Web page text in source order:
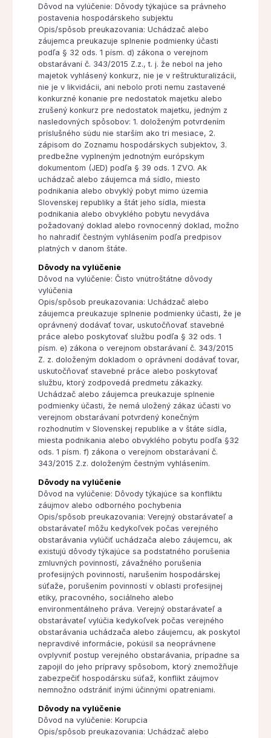
Dôvod na vylúčenie: Dôvody týkajúce sa právneho
postavenia hospodárskeho subjektu
Opis/spôsob preukazovania: Uchádzač alebo
záujemca preukazuje splnenie podmienky účasti
podľa § 32 ods. 1 písm. d) zákona o verejnom
obstarávaní č. 343/2015 Z.z., t. j. že nebol na jeho
majetok vyhlásený konkurz, nie je v reštrukturalizácii,
nie je v likvidácii, ani nebolo proti nemu zastavené
konkurzné konanie pre nedostatok majetku alebo
zrušený konkurz pre nedostatok majetku, jedným z
nasledovných spôsobov: 1. doloženým potvrdením
príslušného súdu nie starším ako tri mesiace, 2.
zápisom do Zoznamu hospodárskych subjektov, 3.
predbežne vyplneným jednotným európskym
dokumentom (JED) podľa § 39 ods. 1 ZVO. Ak
uchádzač alebo záujemca má sídlo, miesto
podnikania alebo obvyklý pobyt mimo územia
Slovenskej republiky a štát jeho sídla, miesta
podnikania alebo obvyklého pobytu nevydáva
požadovaný doklad alebo rovnocenný doklad, možno
ho nahradiť čestným vyhlásením podľa predpisov
platných v danom štáte.
Dôvody na vylúčenie
Dôvod na vylúčenie: Čisto vnútroštátne dôvody
vylúčenia
Opis/spôsob preukazovania: Uchádzač alebo
záujemca preukazuje splnenie podmienky účasti, že je
oprávnený dodávať tovar, uskutočňovať stavebné
práce alebo poskytovať službu podľa § 32 ods. 1
písm. e) zákona o verejnom obstarávaní č. 343/2015
Z. z. doloženým dokladom o oprávnení dodávať tovar,
uskutočňovať stavebné práce alebo poskytovať
službu, ktorý zodpovedá predmetu zákazky.
Uchádzač alebo záujemca preukazuje splnenie
podmienky účasti, že nemá uložený zákaz účasti vo
verejnom obstarávaní potvrdený konečným
rozhodnutím v Slovenskej republike a v štáte sídla,
miesta podnikania alebo obvyklého pobytu podľa §32
ods. 1 písm. f) zákona o verejnom obstarávaní č.
343/2015 Z.z. doloženým čestným vyhlásením.
Dôvody na vylúčenie
Dôvod na vylúčenie: Dôvody týkajúce sa konfliktu
záujmov alebo odborného pochybenia
Opis/spôsob preukazovania: Verejný obstarávateľ a
obstarávateľ môžu kedykoľvek počas verejného
obstarávania vylúčiť uchádzača alebo záujemcu, ak
existujú dôvody týkajúce sa podstatného porušenia
zmluvných povinností, závažného porušenia
profesijných povinností, narušením hospodárskej
súťaže, porušením povinností v oblasti profesijnej
etiky, pracovného, sociálneho alebo
environmentálneho práva. Verejný obstarávateľ a
obstarávateľ vylúčia kedykoľvek počas verejného
obstarávania uchádzača alebo záujemcu, ak poskytol
nepravdivé informácie, pokúsil sa neoprávnene
ovplyvniť postup verejného obstarávania, prípadne sa
zapojil do jeho prípravy spôsobom, ktorý znemožňuje
zabezpečiť hospodársku súťaž, konflikt záujmov
nemnožno odstrániť inými účinnými opatreniami.
Dôvody na vylúčenie
Dôvod na vylúčenie: Korupcia
Opis/spôsob preukazovania: Uchádzač alebo